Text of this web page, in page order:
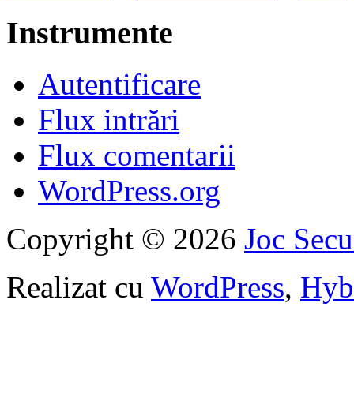
Instrumente
Autentificare
Flux intrări
Flux comentarii
WordPress.org
Copyright © 2026 Joc
Realizat cu WordPress,